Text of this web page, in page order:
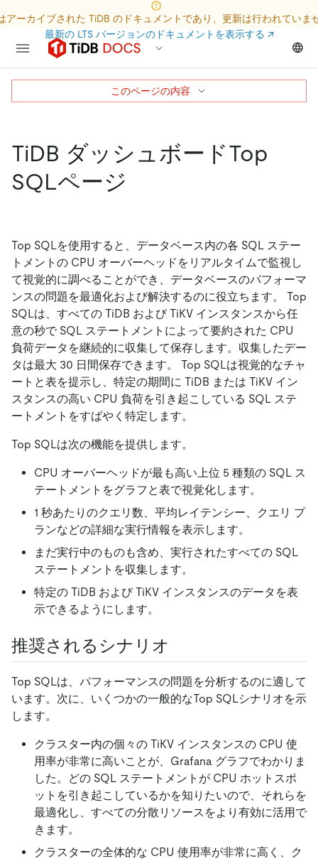
アーカイブされた TiDB のドキュメントであり、更新は行われていま
最新の LTS バージョンのドキュメントを表示する ↗
TiDB ダッシュボードTop
SQLページ
Top SQLを使用すると、データベース内の各 SQL ステー
トメントの CPU オーバーヘッドをリアルタイムで監視し
て視覚的に調べることができ、データベースのパフォーマ
ンスの問題を最適化および解決するのに役立ちます。 Top
SQLは、すべての TiDB および TiKV インスタンスから任
意の秒で SQL ステートメントによって要約された CPU
負荷データを継続的に収集して保存します。収集したデー
タは最大 30 日間保存できます。 Top SQLは視覚的なチャ
ートと表を提示し、特定の期間に TiDB または TiKV イン
スタンスの高い CPU 負荷を引き起こしている SQL ステ
ートメントをすばやく特定します。
Top SQLは次の機能を提供します。
CPU オーバーヘッドが最も高い上位 5 種類の SQL ス
テートメントをグラフと表で視覚化します。
1 秒あたりのクエリ数、平均レイテンシー、クエリ プ
ランなどの詳細な実行情報を表示します。
まだ実行中のものも含め、実行されたすべての SQL
ステートメントを収集します。
特定の TiDB および TiKV インスタンスのデータを表
示できるようにします。
推奨されるシナリオ
Top SQLは、パフォーマンスの問題を分析するのに適して
います。次に、いくつかの一般的なTop SQLシナリオを示
します。
クラスター内の個々の TiKV インスタンスの CPU 使
用率が非常に高いことが、Grafana グラフでわかりま
した。どの SQL ステートメントが CPU ホットスポ
ットを引き起こしているかを知りたいので、それらを
最適化し、すべての分散リソースをより有効に活用で
きます。
クラスターの全体的な CPU 使用率が非常に高く、ク
このページの内容